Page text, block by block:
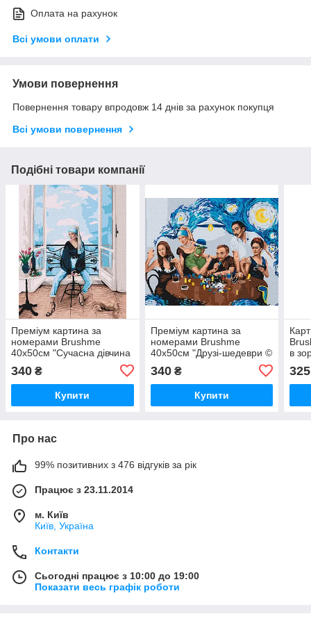
Оплата на рахунок
Всі умови оплати
Умови повернення
Повернення товару впродовж 14 днів за рахунок покупця
Всі умови повернення
Подібні товари компанії
Преміум картина за
номерами Brushme
40x50см "Сучасна дівчина
з перловою сережкою ©
Viktoriya Kovalenko"
PBS52762
340 ₴
Купити
Преміум картина за
номерами Brushme
40x50см "Друзі-шедеври ©
PBS52761
340₴
Купити
в
325
Про нас
99% позитивних з 476 відгуків за рік
Працює з 23.11.2014
м. Київ
Київ, Україна
Контакти
Сьогодні працює з 10:00 до 19:00
Показати весь графік роботи